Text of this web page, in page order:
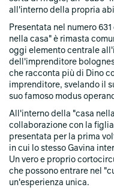
all'interno della propria
Presentata nel numero
nella casa" è rimasta
oggi elemento centrale
dell'imprenditore
che racconta più di Dino
imprenditore, svelando il
suo famoso modus
All'interno della "casa
collaborazione con la
presentata per la prima
in cui lo stesso Gavina
Un vero e proprio
che possono entrare nel
un'esperienza unica.